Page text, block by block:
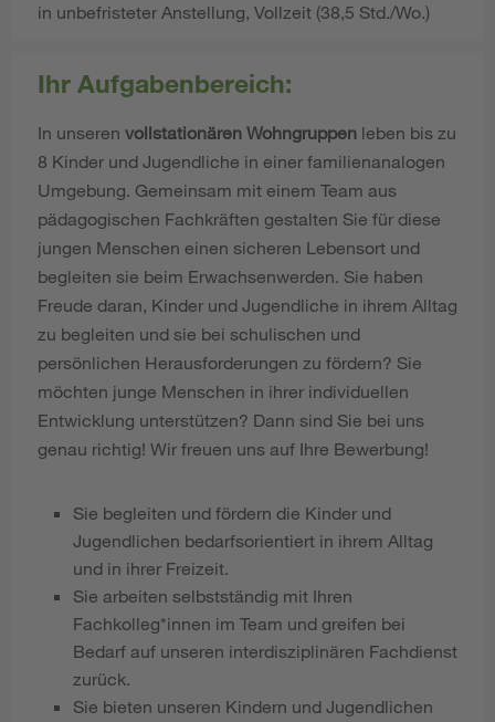
in unbefristeter Anstellung, Vollzeit (38,5 Std./Wo.)
Ihr Aufgabenbereich:
In unseren vollstationären Wohngruppen leben bis zu
8 Kinder und Jugendliche in einer familienanalogen
Umgebung. Gemeinsam mit einem Team aus
pädagogischen Fachkräften gestalten Sie für diese
jungen Menschen einen sicheren Lebensort und
begleiten sie beim Erwachsenwerden. Sie haben
Freude daran, Kinder und Jugendliche in ihrem Alltag
zu begleiten und sie bei schulischen und
persönlichen Herausforderungen zu fördern? Sie
möchten junge Menschen in ihrer individuellen
Entwicklung unterstützen? Dann sind Sie bei uns
genau richtig! Wir freuen uns auf Ihre Bewerbung!
Sie begleiten und fördern die Kinder und
Jugendlichen bedarfsorientiert in ihrem Alltag
und in ihrer Freizeit.
Sie arbeiten selbstständig mit Ihren
Fachkolleg*innen im Team und greifen bei
Bedarf auf unseren interdisziplinären Fachdienst
zurück.
Sie bieten unseren Kindern und Jugendlichen